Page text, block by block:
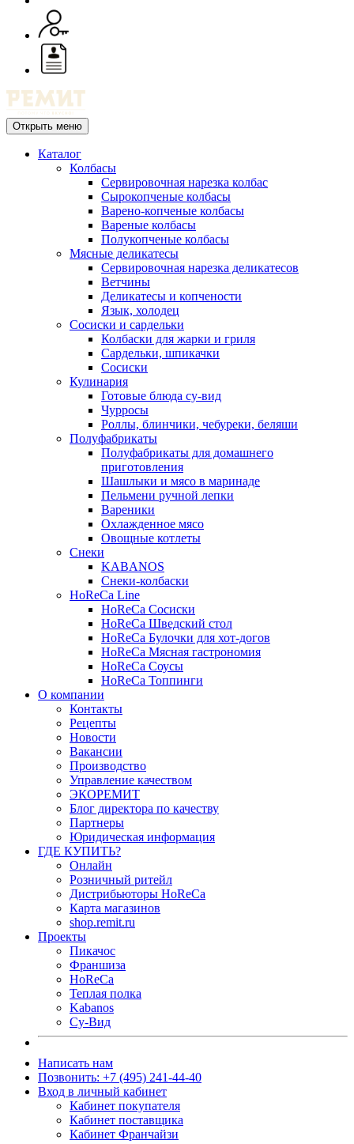
Открыть меню
Каталог
Колбасы
Сервировочная нарезка колбас
Сырокопченые колбасы
Варено-копченые колбасы
Вареные колбасы
Полукопченые колбасы
Мясные деликатесы
Сервировочная нарезка деликатесов
Ветчины
Деликатесы и копчености
Язык, холодец
Сосиски и сардельки
Колбаски для жарки и гриля
Сардельки, шпикачки
Сосиски
Кулинария
Готовые блюда су-вид
Чурросы
Роллы, блинчики, чебуреки, беляши
Полуфабрикаты
Полуфабрикаты для домашнего
приготовления
Шашлыки и мясо в маринаде
Пельмени ручной лепки
Вареники
Охлажденное мясо
Овощные котлеты
Снеки
KABANOS
Снеки-колбаски
HoReCa Line
HoReCa Сосиски
HoReCa Шведский стол
HoReCa Булочки для хот-догов
HoReCa Мясная гастрономия
HoReCa Соусы
HoReCa Топпинги
О компании
Контакты
Рецепты
Новости
Вакансии
Производство
Управление качеством
ЭКОРЕМИТ
Блог директора по качеству
Партнеры
Юридическая информация
ГДЕ КУПИТЬ?
Онлайн
Розничный ритейл
Дистрибьюторы HoReCa
Карта магазинов
shop.remit.ru
Проекты
Пикачос
Франшиза
HoReCa
Теплая полка
Kabanos
Су-Вид
Написать нам
Позвонить: +7 (495) 241-44-40
Вход в личный кабинет
Кабинет покупателя
Кабинет поставщика
Кабинет Франчайзи